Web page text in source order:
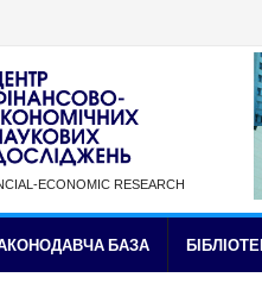
ECONOMIC RESEARCH
БАЗА